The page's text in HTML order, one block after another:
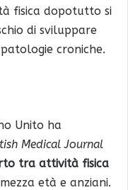
fisica dopotutto si
di sviluppare
croniche.
Unito ha
Medical Journal
tra attività fisica
età e anziani.